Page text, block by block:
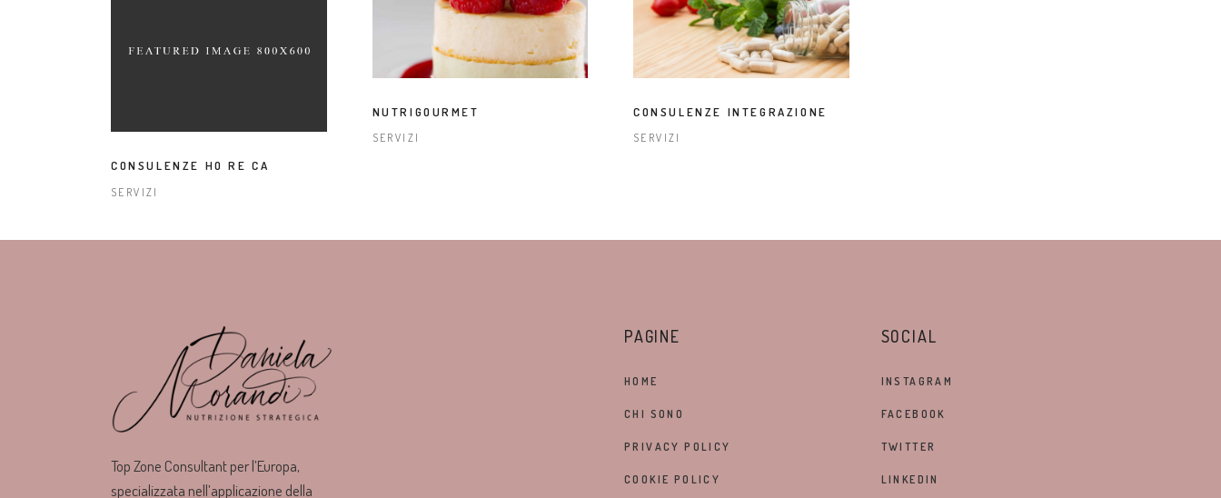
CONSULENZE HO RE CA
SERVIZI
NUTRIGOURMET
SERVIZI
CONSULENZE INTEGRAZIONE
SERVIZI
Top Zone Consultant per l’Europa,
specializzata nell’applicazione della
PAGINE
HOME
CHI SONO
PRIVACY POLICY
COOKIE POLICY
SOCIAL
INSTAGRAM
FACEBOOK
TWITTER
LINKEDIN